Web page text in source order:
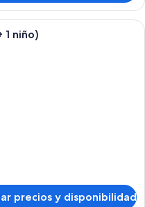
de hotel con dos camas,
1 niño)
precios y disponibilidad